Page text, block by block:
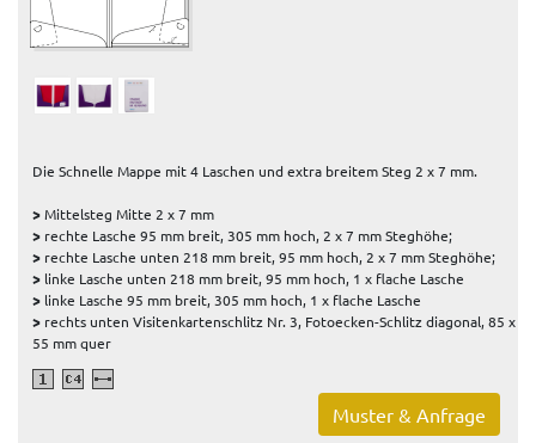
Die Schnelle Mappe mit 4 Laschen und extra breitem Steg 2 x 7 mm.
>Mittelsteg Mitte 2 x 7 mm
> rechte Lasche 95 mm breit, 305 mm hoch, 2 x 7 mm Steghöhe;
> rechte Lasche unten 218 mm breit, 95 mm hoch, 2 x 7 mm Steghöhe;
> linke Lasche unten 218 mm breit, 95 mm hoch, 1 x flache Lasche
> linke Lasche 95 mm breit, 305 mm hoch, 1 x flache Lasche
> rechts unten Visitenkartenschlitz Nr. 3, Fotoecken-Schlitz diagonal, 85 x
55 mm quer
Muster & Anfrage